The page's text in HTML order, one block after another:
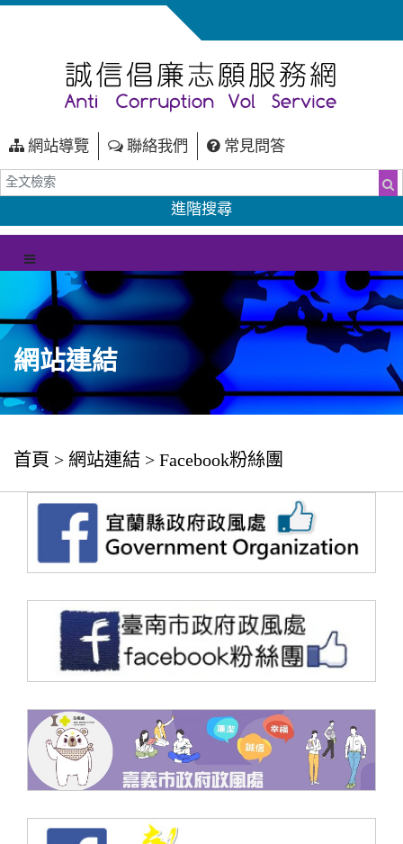
網站導覽 聯絡我們 常見問答
搜
進階搜尋
選單
網站連結
首頁 > 網站連結 > Facebook粉絲團